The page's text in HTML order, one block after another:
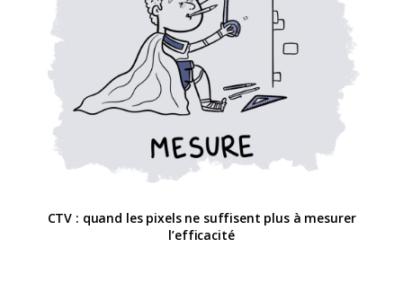
CTV : quand les pixels ne suffisent plus à mesurer
l’efficacité